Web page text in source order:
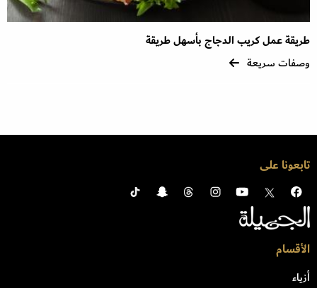
طريقة عمل كريب الدجاج بأسهل طريقة
وصفات سريعة
تابعونا على
الأقسام
أزياء